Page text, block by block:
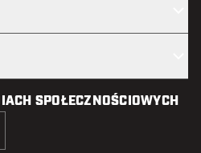
SPOŁECZNOŚCIOWYCH